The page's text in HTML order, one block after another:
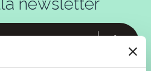
letto l’informativaPrivacy Policy